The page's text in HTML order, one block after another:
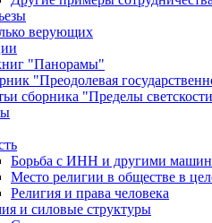
верующих
"Панорамы"
"Преодолевая
сборника "Пределы
Борьба с ИНН и другими
Место религии в обществе в
Религия и права человека
и силовые структуры